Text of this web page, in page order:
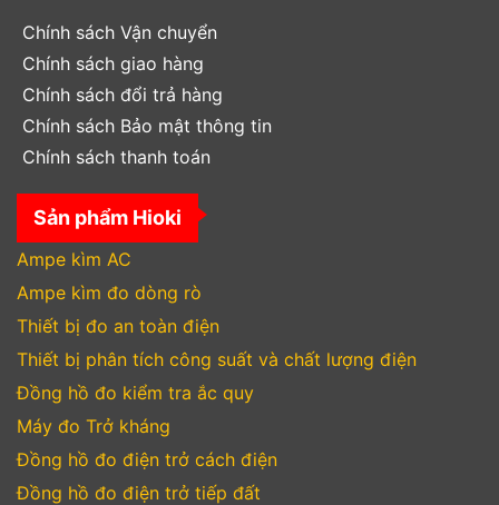
Chính sách Vận chuyển
Chính sách giao hàng
Chính sách đổi trả hàng
Chính sách Bảo mật thông tin
Chính sách thanh toán
Sản phẩm Hioki
Ampe kìm AC
Ampe kìm đo dòng rò
Thiết bị đo an toàn điện
Thiết bị phân tích công suất và chất lượng điện
Đồng hồ đo kiểm tra ắc quy
Máy đo Trở kháng
Đồng hồ đo điện trở cách điện
Đồng hồ đo điện trở tiếp đất